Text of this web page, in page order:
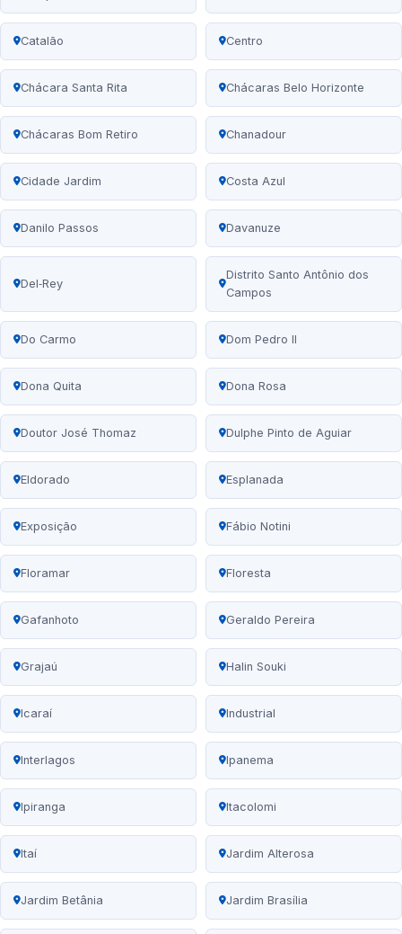
Catalão Centro
Chácara Santa Rita Chácaras Belo Horizonte
Chácaras Bom Retiro Chanadour
Cidade Jardim Costa Azul
Danilo Passos Davanuze
Del‑Rey
Distrito Santo Antônio dos
Campos
Do Carmo Dom Pedro II
Dona Quita Dona Rosa
Doutor José Thomaz Dulphe Pinto de Aguiar
Eldorado Esplanada
Exposição Fábio Notini
Floramar Floresta
Gafanhoto Geraldo Pereira
Grajaú Halin Souki
Icaraí Industrial
Interlagos Ipanema
Ipiranga Itacolomi
Itaí Jardim Alterosa
Jardim Betânia Jardim Brasília